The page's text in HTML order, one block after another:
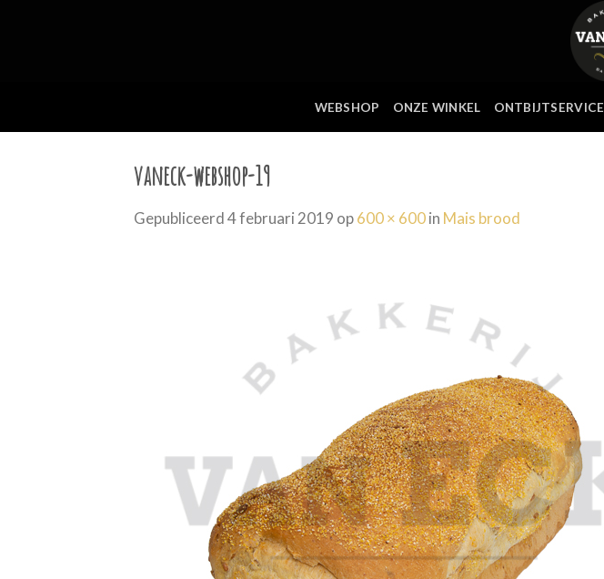
WEBSHOP ONZE WINKEL ONTBIJTSERVICE
vaneck-webshop-19
Gepubliceerd4 februari 2019 op600 × 600in Mais brood